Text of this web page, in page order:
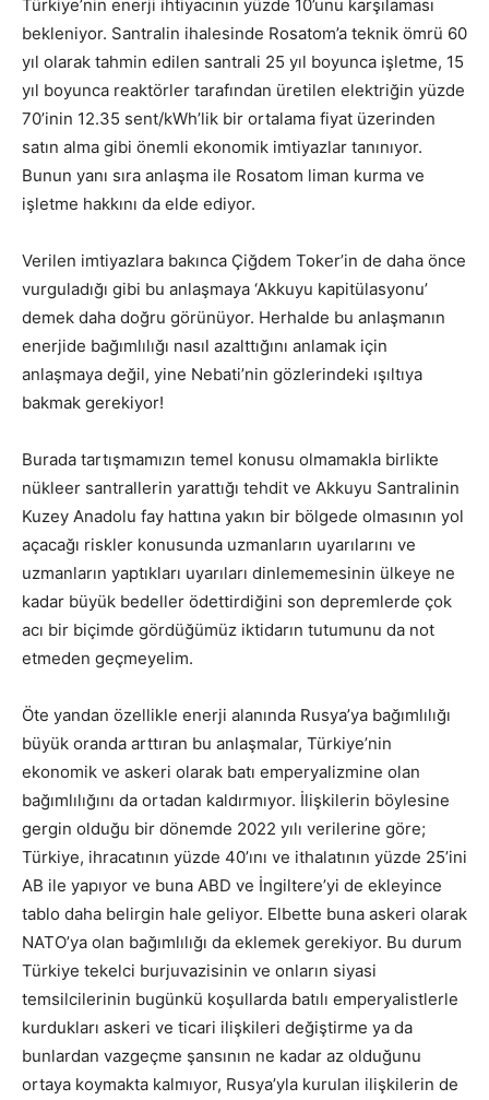
Türkiye’nin enerji ihtiyacının yüzde 10’unu karşılaması
bekleniyor. Santralin ihalesinde Rosatom’a teknik ömrü 60
yıl olarak tahmin edilen santrali 25 yıl boyunca işletme, 15
yıl boyunca reaktörler tarafından üretilen elektriğin yüzde
70’inin 12.35 sent/kWh’lik bir ortalama fiyat üzerinden
satın alma gibi önemli ekonomik imtiyazlar tanınıyor.
Bunun yanı sıra anlaşma ile Rosatom liman kurma ve
işletme hakkını da elde ediyor.
Verilen imtiyazlara bakınca Çiğdem Toker’in de daha önce
vurguladığı gibi bu anlaşmaya ‘Akkuyu kapitülasyonu’
demek daha doğru görünüyor. Herhalde bu anlaşmanın
enerjide bağımlılığı nasıl azalttığını anlamak için
anlaşmaya değil, yine Nebati’nin gözlerindeki ışıltıya
bakmak gerekiyor!
Burada tartışmamızın temel konusu olmamakla birlikte
nükleer santrallerin yarattığı tehdit ve Akkuyu Santralinin
Kuzey Anadolu fay hattına yakın bir bölgede olmasının yol
açacağı riskler konusunda uzmanların uyarılarını ve
uzmanların yaptıkları uyarıları dinlememesinin ülkeye ne
kadar büyük bedeller ödettirdiğini son depremlerde çok
acı bir biçimde gördüğümüz iktidarın tutumunu da not
etmeden geçmeyelim.
Öte yandan özellikle enerji alanında Rusya’ya bağımlılığı
büyük oranda arttıran bu anlaşmalar, Türkiye’nin
ekonomik ve askeri olarak batı emperyalizmine olan
bağımlılığını da ortadan kaldırmıyor. İlişkilerin böylesine
gergin olduğu bir dönemde 2022 yılı verilerine göre;
Türkiye, ihracatının yüzde 40’ını ve ithalatının yüzde 25’ini
AB ile yapıyor ve buna ABD ve İngiltere’yi de ekleyince
tablo daha belirgin hale geliyor. Elbette buna askeri olarak
NATO’ya olan bağımlılığı da eklemek gerekiyor. Bu durum
Türkiye tekelci burjuvazisinin ve onların siyasi
temsilcilerinin bugünkü koşullarda batılı emperyalistlerle
kurdukları askeri ve ticari ilişkileri değiştirme ya da
bunlardan vazgeçme şansının ne kadar az olduğunu
ortaya koymakta kalmıyor, Rusya’yla kurulan ilişkilerin de